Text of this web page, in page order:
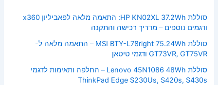
סוללת HP KN02XL 37.2Wh: התאמה מלאה לפאביליון x360
ודגמים נוספים – מדריך רכישה והתקנה
סוללת MSI BTY-L78right 75.24Wh – התאמה מלאה ל-
GT73VR, GT75VR ודגמי טיטאן
סוללת Lenovo 45N1086 48Wh – החלפה ותאימות לדגמי
ThinkPad Edge S230Us, S420s, S430s